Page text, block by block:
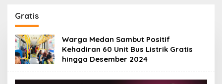
Tanah
Gratis
Warga Medan Sambut Positif
Kehadiran 60 Unit Bus Listrik Gratis
hingga Desember 2024